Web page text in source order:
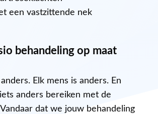
een vastzittende nek
behandeling op maat
Elk mens is anders. En
anders bereiken met de
dat we jouw behandeling